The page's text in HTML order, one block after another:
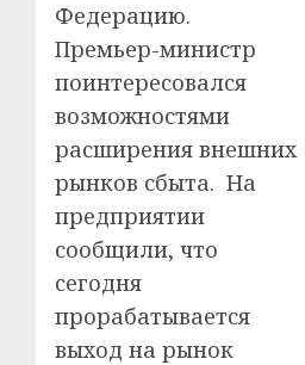
Федерацию.
Премьер-министр
поинтересовался
возможностями
расширения внешних
рынков сбыта. На
предприятии
сообщили, что
сегодня
прорабатывается
выход на рынок